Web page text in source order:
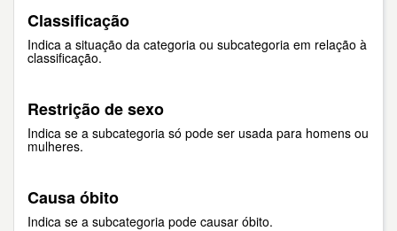
Classificação
Indica a situação da categoria ou subcategoria em relação à
classificação.
Restrição de sexo
Indica se a subcategoria só pode ser usada para homens ou
mulheres.
Causa óbito
Indica se a subcategoria pode causar óbito.